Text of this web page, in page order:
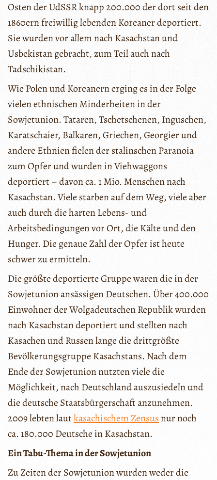
Osten der UdSSR knapp 200.000 der dort seit den
1860ern freiwillig lebenden Koreaner deportiert.
Sie wurden vor allem nach Kasachstan und
Usbekistan gebracht, zum Teil auch nach
Tadschikistan.
Wie Polen und Koreanern erging es in der Folge
vielen ethnischen Minderheiten in der
Sowjetunion. Tataren, Tschetschenen, Inguschen,
Karatschaier, Balkaren, Griechen, Georgier und
andere Ethnien fielen der stalinschen Paranoia
zum Opfer und wurden in Viehwaggons
deportiert – davon ca. 1 Mio. Menschen nach
Kasachstan. Viele starben auf dem Weg, viele aber
auch durch die harten Lebens- und
Arbeitsbedingungen vor Ort, die Kälte und den
Hunger. Die genaue Zahl der Opfer ist heute
schwer zu ermitteln.
Die größte deportierte Gruppe waren die in der
Sowjetunion ansässigen Deutschen. Über 400.000
Einwohner der Wolgadeutschen Republik wurden
nach Kasachstan deportiert und stellten nach
Kasachen und Russen lange die drittgrößte
Bevölkerungsgruppe Kasachstans. Nach dem
Ende der Sowjetunion nutzten viele die
Möglichkeit, nach Deutschland auszusiedeln und
die deutsche Staatsbürgerschaft anzunehmen.
2009 lebten lautkasachischem Zensusnur noch
ca. 180.000 Deutsche in Kasachstan.
Ein Tabu-Thema in der Sowjetunion
Zu Zeiten der Sowjetunion wurden weder die